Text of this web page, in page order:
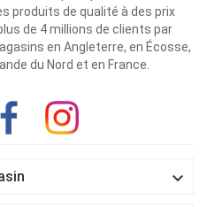
produits de qualité à des prix
de 4 millions de clients par
en Angleterre, en Écosse,
du Nord et en France.
